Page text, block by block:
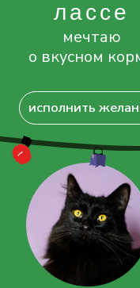
загадала
и
исполнить
У вас есть
помочь или
сайт
+7 (985)
остаёмся